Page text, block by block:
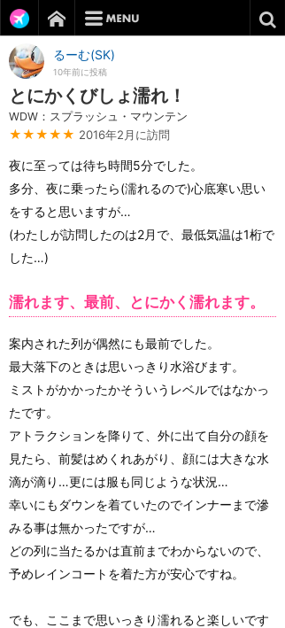
るーむ(SK)
10年前に投稿
とにかくびしょ濡れ！
WDW：スプラッシュ・マウンテン
★★★★★ 2016年2月に訪問
夜に至っては待ち時間5分でした。
多分、夜に乗ったら(濡れるので)心底寒い思い
をすると思いますが…
(わたしが訪問したのは2月で、最低気温は1桁で
した…)
濡れます、最前、とにかく濡れます。
案内された列が偶然にも最前でした。
最大落下のときは思いっきり水浴びます。
ミストがかかったかそういうレベルではなかっ
たです。
アトラクションを降りて、外に出て自分の顔を
見たら、前髪はめくれあがり、顔には大きな水
滴が滴り…更には服も同じような状況…
幸いにもダウンを着ていたのでインナーまで滲
みる事は無かったですが…
どの列に当たるかは直前までわからないので、
予めレインコートを着た方が安心ですね。
でも、ここまで思いっきり濡れると楽しいです